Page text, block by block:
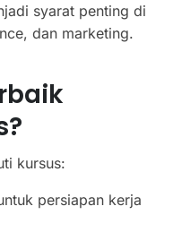
syarat penting di
dan marketing.
kursus:
persiapan kerja